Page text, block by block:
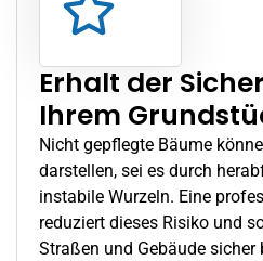
Erhalt der
Ihrem
Nicht gepflegte Bäume
darstellen, sei es durch
instabile Wurzeln. Eine
reduziert dieses Risiko und
Straßen und Gebäude sicher